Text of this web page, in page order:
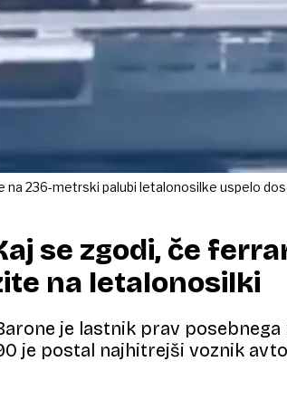
na 236-metrski palubi letalonosilke uspelo
se zgodi, če
na letalonosilki
je lastnik prav posebnega
je postal najhitrejši voznik